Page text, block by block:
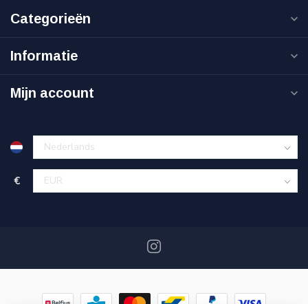
Categorieën
Informatie
Mijn account
€